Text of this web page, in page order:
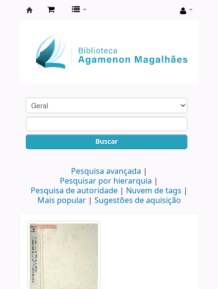
Agamenon
Magalhães
Buscar
Pesquisa avançada
Pesquisar por hierarquia
Pesquisa de autoridade
Nuvem de tags
Mais popular
Sugestões de aquisição